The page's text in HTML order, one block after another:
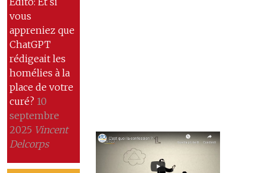
vous
appreniez que
ChatGPT
rédigeait les
homélies à la
place de votre
curé? 10
septembre
2025 Vincent
Delcorps